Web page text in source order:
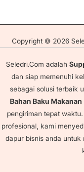
Copyright © 2026
Seledri.Com adalah
dan siap memenuhi
sebagai solusi terbaik
Bahan Baku Makanan
pengiriman tepat
profesional, kami
dapur bisnis anda